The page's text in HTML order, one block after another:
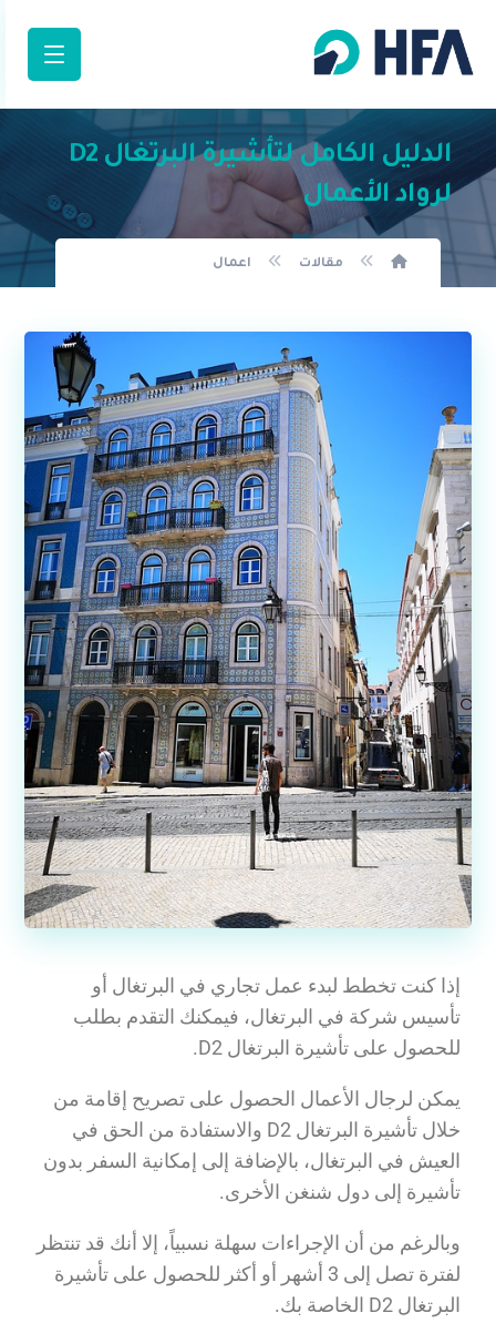
الدليل الكامل لتأشيرة البرتغال D2
لرواد الأعمال
مقالات اعمال
إذا كنت تخطط لبدء عمل تجاري في البرتغال أو
تأسيس شركة في البرتغال، فيمكنك التقدم بطلب
للحصول على تأشيرة البرتغال D2.
يمكن لرجال الأعمال الحصول على تصريح إقامة من
خلال تأشيرة البرتغال D2 والاستفادة من الحق في
العيش في البرتغال، بالإضافة إلى إمكانية السفر بدون
تأشيرة إلى دول شنغن الأخرى.
وبالرغم من أن الإجراءات سهلة نسبياً، إلا أنك قد تنتظر
لفترة تصل إلى 3 أشهر أو أكثر للحصول على تأشيرة
البرتغال D2 الخاصة بك.